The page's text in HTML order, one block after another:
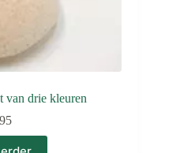
van drie kleuren